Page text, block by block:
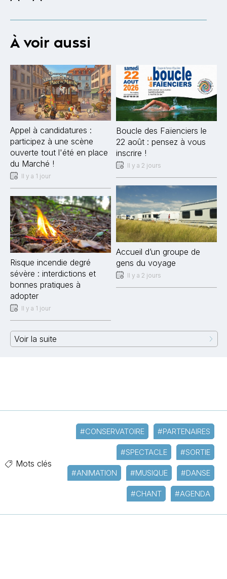
À voir aussi
Appel à candidatures :
participez à une scène
ouverte tout l'été en place
du Marché !
Il y a 1 jour
Risque incendie degré
sévère : interdictions et
bonnes pratiques à
adopter
Il y a 1 jour
Boucle des Faïenciers le
22 août : pensez à vous
inscrire !
Il y a 2 jours
Accueil d’un groupe de
gens du voyage
Il y a 2 jours
Voir la suite
Mots clés
#CONSERVATOIRE #PARTENAIRES
#SPECTACLE #SORTIE
#ANIMATION #MUSIQUE #DANSE
#CHANT #AGENDA